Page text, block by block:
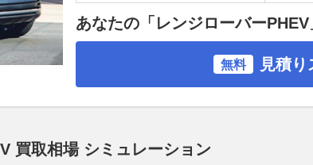
あなたの「レンジローバー
無料 見積
買取相場 シミュレーション